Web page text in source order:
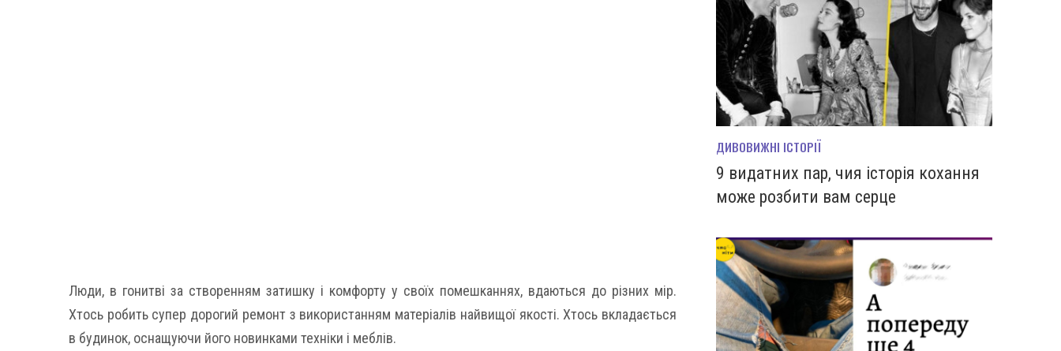
Люди, в гонитві за створенням затишку і комфорту у своїх помешканнях, вдаються до різних мір.
Хтось робить супер дорогий ремонт з використанням матеріалів найвищої якості. Хтось вкладається
в будинок, оснащуючи його новинками техніки і меблів.
ДИВОВИЖНІ ІСТОРІЇ
9 видатних пар, чия історія кохання
може розбити вам серце